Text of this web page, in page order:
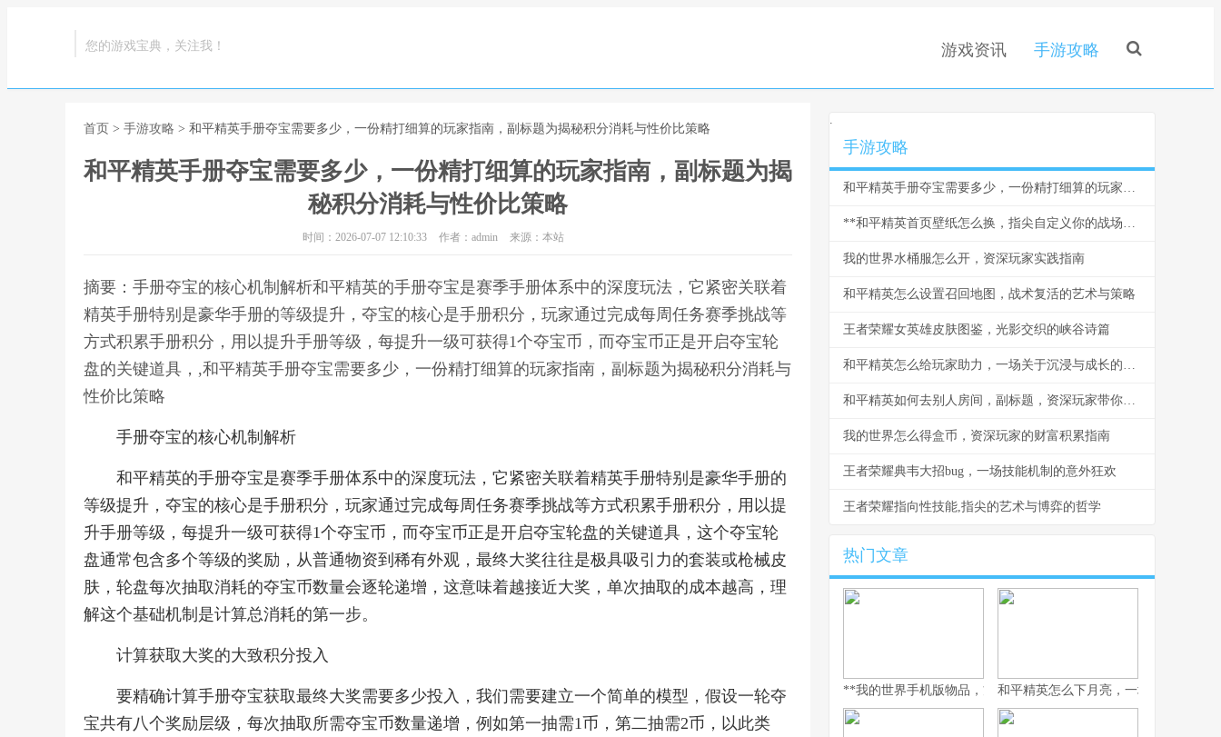
您的游戏宝典，关注我！ 游戏资讯 手游攻略
首页 > 手游攻略 > 和平精英手册夺宝需要多少，一份精打细算的玩家指南，副标题为揭秘积分消耗与性价比策略
和平精英手册夺宝需要多少，一份精打细算的玩家指南，副标题为揭
秘积分消耗与性价比策略
时间：2026-07-07 12:10:33 作者：admin 来源：本站
摘要：手册夺宝的核心机制解析和平精英的手册夺宝是赛季手册体系中的深度玩法，它紧密关联着
精英手册特别是豪华手册的等级提升，夺宝的核心是手册积分，玩家通过完成每周任务赛季挑战等
方式积累手册积分，用以提升手册等级，每提升一级可获得1个夺宝币，而夺宝币正是开启夺宝轮
盘的关键道具，,和平精英手册夺宝需要多少，一份精打细算的玩家指南，副标题为揭秘积分消耗与
性价比策略
手册夺宝的核心机制解析
和平精英的手册夺宝是赛季手册体系中的深度玩法，它紧密关联着精英手册特别是豪华手册的
等级提升，夺宝的核心是手册积分，玩家通过完成每周任务赛季挑战等方式积累手册积分，用以提
升手册等级，每提升一级可获得1个夺宝币，而夺宝币正是开启夺宝轮盘的关键道具，这个夺宝轮
盘通常包含多个等级的奖励，从普通物资到稀有外观，最终大奖往往是极具吸引力的套装或枪械皮
肤，轮盘每次抽取消耗的夺宝币数量会逐轮递增，这意味着越接近大奖，单次抽取的成本越高，理
解这个基础机制是计算总消耗的第一步。
计算获取大奖的大致积分投入
要精确计算手册夺宝获取最终大奖需要多少投入，我们需要建立一个简单的模型，假设一轮夺
宝共有八个奖励层级，每次抽取所需夺宝币数量递增，例如第一抽需1币，第二抽需2币，以此类
.
手游攻略
和平精英手册夺宝需要多少，一份精打细算的玩家指南，副标题为揭秘积分消耗与性价比策略
**和平精英首页壁纸怎么换，指尖自定义你的战场美学**
我的世界水桶服怎么开，资深玩家实践指南
和平精英怎么设置召回地图，战术复活的艺术与策略
王者荣耀女英雄皮肤图鉴，光影交织的峡谷诗篇
和平精英怎么给玩家助力，一场关于沉浸与成长的游戏设计剖析，副标题，从机制到情感的全面赋能
和平精英如何去别人房间，副标题，资深玩家带你探索社交玩法新天地
我的世界怎么得盒币，资深玩家的财富积累指南
王者荣耀典韦大招bug，一场技能机制的意外狂欢
王者荣耀指向性技能,指尖的艺术与博弈的哲学
热门文章
**我的世界手机版物品，方块宇宙间的生存哲学**
和平精英怎么下月亮，一场虚拟登月的